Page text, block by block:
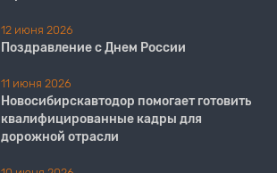
12 июня 2026
Поздравление с Днем России
11 июня 2026
​​​​​​​Новосибирскавтодор помогает готовить
квалифицированные кадры для
дорожной отрасли